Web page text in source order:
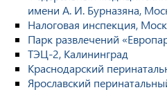
имени А. И. Бурназяна,
Налоговая инспекция,
Парк развлечений
ТЭЦ-2, Калининград
Краснодарский
Ярославский